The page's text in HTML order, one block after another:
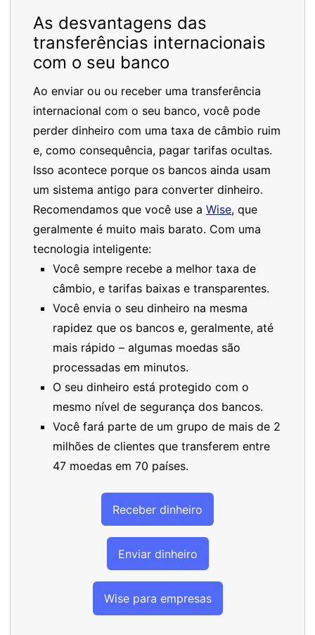
As desvantagens das
transferências internacionais
com o seu banco
Ao enviar ou ou receber uma transferência
internacional com o seu banco, você pode
perder dinheiro com uma taxa de câmbio ruim
e, como consequência, pagar tarifas ocultas.
Isso acontece porque os bancos ainda usam
um sistema antigo para converter dinheiro.
Recomendamos que você use a Wise, que
geralmente é muito mais barato. Com uma
tecnologia inteligente:
Você sempre recebe a melhor taxa de
câmbio, e tarifas baixas e transparentes.
Você envia o seu dinheiro na mesma
rapidez que os bancos e, geralmente, até
mais rápido – algumas moedas são
processadas em minutos.
O seu dinheiro está protegido com o
mesmo nível de segurança dos bancos.
Você fará parte de um grupo de mais de 2
milhões de clientes que transferem entre
47 moedas em 70 países.
Receber dinheiro
Enviar dinheiro
Wise para empresas